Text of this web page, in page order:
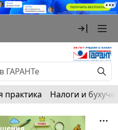
практика Налоги и